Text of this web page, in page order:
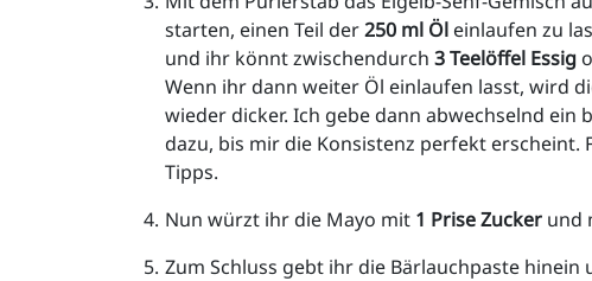
starten, einen Teil der 250 ml Öl einlaufen zu
und ihr könnt zwischendurch 3 Teelöffel Essig
Wenn ihr dann weiter Öl einlaufen lasst, wird
wieder dicker. Ich gebe dann abwechselnd ein
dazu, bis mir die Konsistenz perfekt erscheint.
Tipps.
Nun würzt ihr die Mayo mit 1 Prise Zucker und
Zum Schluss gebt ihr die Bärlauchpaste